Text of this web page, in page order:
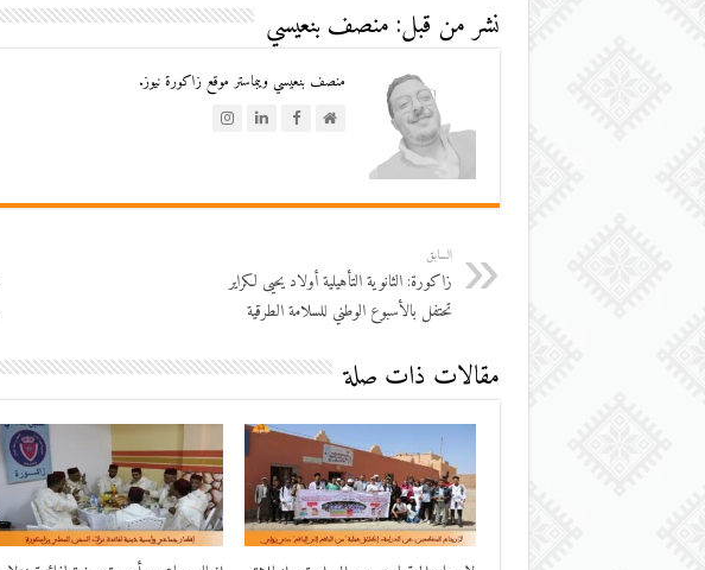
نشر من قبل: منصف بنعيسي
منصف بنعيسي ويبماستر موقع زاكورة نيوز.
السابق
زاكورة: الثانوية التأهيلية أولاد يحيى لكراير
تحتفل بالأسبوع الوطني للسلامة الطرقية
مقالات ذات صلة